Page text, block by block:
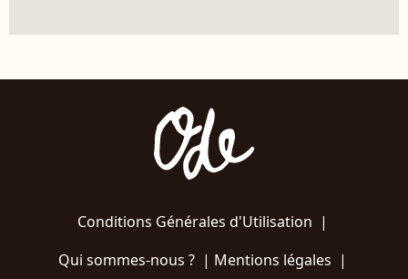
Conditions Générales d'Utilisation |
Qui sommes-nous ?| Mentions légales |